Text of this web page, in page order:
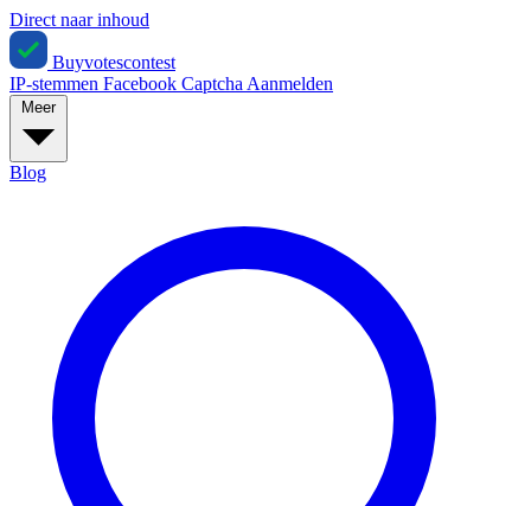
Direct naar inhoud
Buyvotescontest
IP-stemmen Facebook Captcha Aanmelden
Meer
Blog